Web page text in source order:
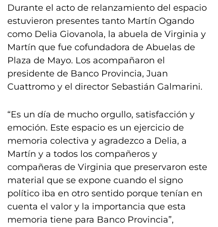
Durante el acto de relanzamiento del espacio
estuvieron presentes tanto Martín Ogando
como Delia Giovanola, la abuela de Virginia y
Martín que fue cofundadora de Abuelas de
Plaza de Mayo. Los acompañaron el
presidente de Banco Provincia, Juan
Cuattromo y el director Sebastián Galmarini.
“Es un día de mucho orgullo, satisfacción y
emoción. Este espacio es un ejercicio de
memoria colectiva y agradezco a Delia, a
Martín y a todos los compañeros y
compañeras de Virginia que preservaron este
material que se expone cuando el signo
político iba en otro sentido porque tenían en
cuenta el valor y la importancia que esta
memoria tiene para Banco Provincia”,